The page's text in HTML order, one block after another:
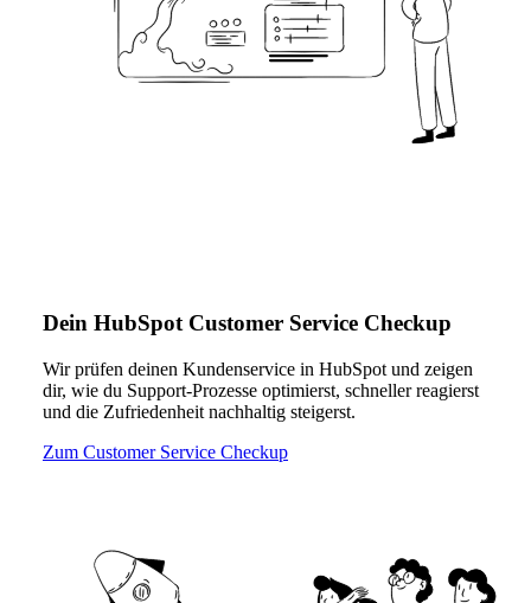
Dein HubSpot Customer Service Checkup
Wir prüfen deinen Kundenservice in HubSpot und zeigen
dir, wie du Support-Prozesse optimierst, schneller reagierst
und die Zufriedenheit nachhaltig steigerst.
Zum Customer Service Checkup